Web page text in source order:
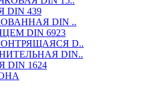
439
DIN ..
DIN 6923
D..
DIN..
1624